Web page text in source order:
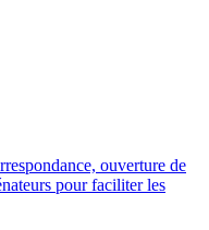
ouverture de
pour faciliter les